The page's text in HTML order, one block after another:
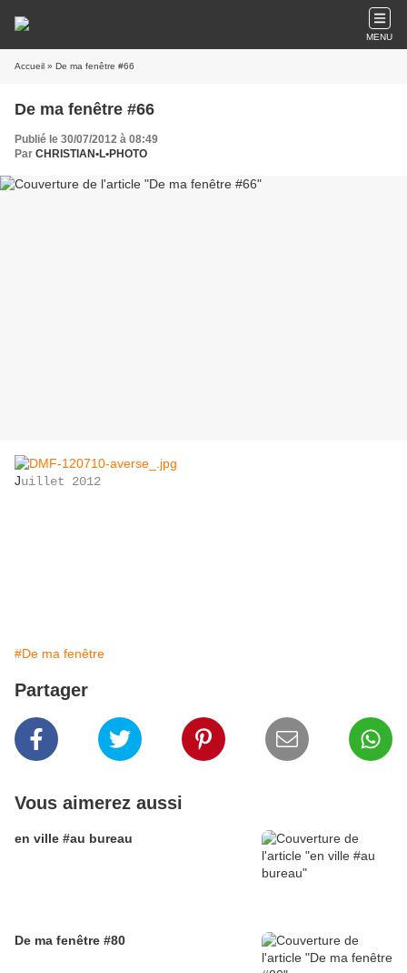
MENU
Accueil » De ma fenêtre #66
De ma fenêtre #66
Publié le 30/07/2012 à 08:49
Par CHRISTIAN•L•PHOTO
Juillet 2012
#De ma fenêtre
Partager
Vous aimerez aussi
en ville #au bureau
De ma fenêtre #80